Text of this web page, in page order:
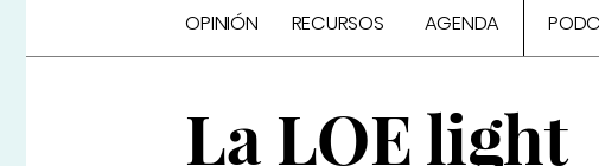
OPINIÓN RECURSOS AGENDA
La LOE light